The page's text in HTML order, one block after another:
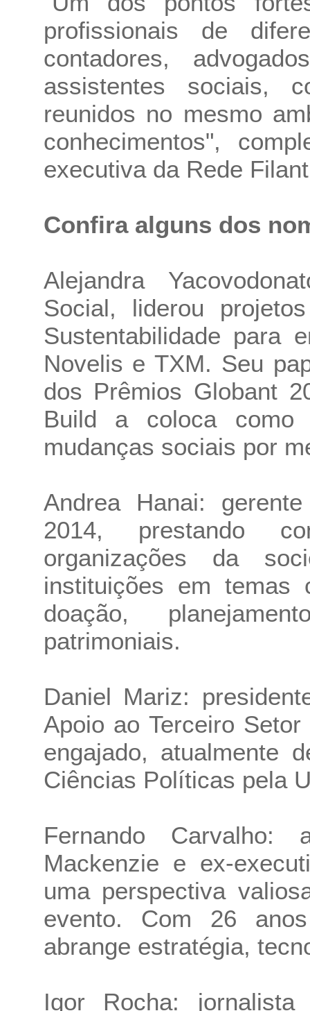
profissionais de
contadores,
assistentes sociais,
reunidos no mesmo
conhecimentos",
executiva da Rede
Confira alguns dos
Alejandra
Social, liderou
Sustentabilidade para
Novelis e TXM. Seu
dos Prêmios Globant
Build a coloca como
mudanças sociais por
Andrea Hanai:
2014, prestando
organizações da
instituições em temas
doação,
patrimoniais.
Daniel Mariz:
Apoio ao Terceiro
engajado, atualmente
Ciências Políticas pela
Fernando Carvalho:
Mackenzie e ex-
uma perspectiva
evento. Com 26
abrange estratégia,
Igor Rocha: